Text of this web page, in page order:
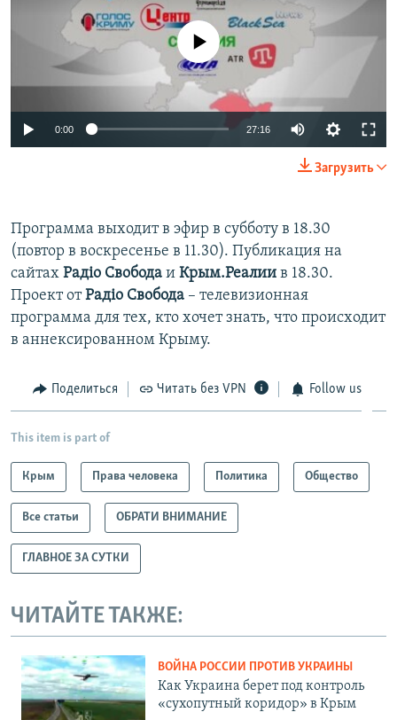
No media source currently available
0:00 27:16
Загрузить
Программа выходит в эфир в субботу в 18.30
(повтор в воскресенье в 11.30). Публикация на
сайтах Радіо Свобода и Крым.Реалии в 18.30.
Проект отРадіо Свобода – телевизионная
программа для тех, кто хочет знать, что происходит
в аннексированном Крыму.
Поделиться Читать без VPN Follow us
This item is part of
Крым Права человека Политика Общество
Все статьи ОБРАТИ ВНИМАНИЕ
ГЛАВНОЕ ЗА СУТКИ
ЧИТАЙТЕ ТАКЖЕ:
ВОЙНА РОССИИ ПРОТИВ УКРАИНЫ
Как Украина берет под контроль
«сухопутный коридор» в Крым